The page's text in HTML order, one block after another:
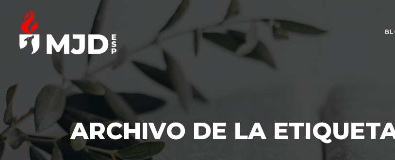
ARCHIVO DE LA